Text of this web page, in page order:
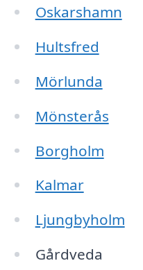
Oskarshamn
Hultsfred
Mörlunda
Mönsterås
Borgholm
Kalmar
Ljungbyholm
Gårdveda